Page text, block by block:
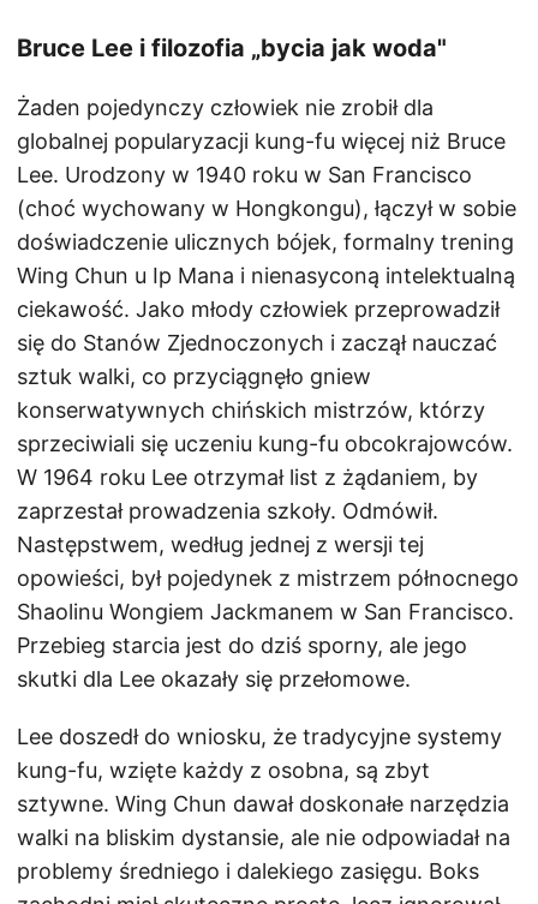
Bruce Lee i filozofia „bycia jak woda"
Żaden pojedynczy człowiek nie zrobił dla
globalnej popularyzacji kung-fu więcej niż Bruce
Lee. Urodzony w 1940 roku w San Francisco
(choć wychowany w Hongkongu), łączył w sobie
doświadczenie ulicznych bójek, formalny trening
Wing Chun u Ip Mana i nienasyconą intelektualną
ciekawość. Jako młody człowiek przeprowadził
się do Stanów Zjednoczonych i zaczął nauczać
sztuk walki, co przyciągnęło gniew
konserwatywnych chińskich mistrzów, którzy
sprzeciwiali się uczeniu kung-fu obcokrajowców.
W 1964 roku Lee otrzymał list z żądaniem, by
zaprzestał prowadzenia szkoły. Odmówił.
Następstwem, według jednej z wersji tej
opowieści, był pojedynek z mistrzem północnego
Shaolinu Wongiem Jackmanem w San Francisco.
Przebieg starcia jest do dziś sporny, ale jego
skutki dla Lee okazały się przełomowe.
Lee doszedł do wniosku, że tradycyjne systemy
kung-fu, wzięte każdy z osobna, są zbyt
sztywne. Wing Chun dawał doskonałe narzędzia
walki na bliskim dystansie, ale nie odpowiadał na
problemy średniego i dalekiego zasięgu. Boks